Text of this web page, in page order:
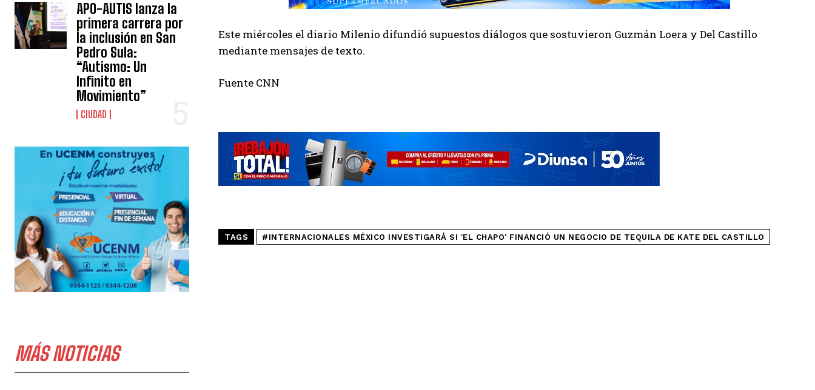
APO-AUTIS lanza la
primera carrera por
la inclusión en San
Pedro Sula:
“Autismo: Un
Infinito en
Movimiento”
CIUDAD
MÁS NOTICIAS
Este miércoles el diario Milenio difundió supuestos diálogos que sostuvieron Guzmán Loera y Del Castillo
mediante mensajes de texto.
Fuente CNN
TAGS #INTERNACIONALES MÉXICO INVESTIGARÁ SI 'EL CHAPO' FINANCIÓ UN NEGOCIO DE TEQUILA DE KATE DEL CASTILLO